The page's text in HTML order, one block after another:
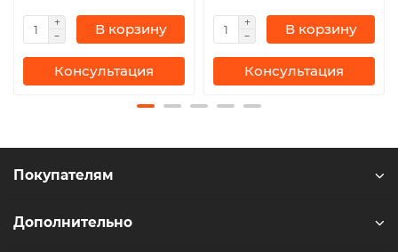
В корзину
Консультация
В корзину
Консультация
Покупателям
Дополнительно